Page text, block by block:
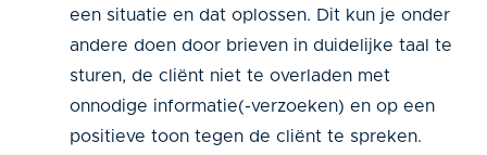
een situatie en dat oplossen. Dit kun je onder
andere doen door brieven in duidelijke taal te
sturen, de cliënt niet te overladen met
onnodige informatie(-verzoeken) en op een
positieve toon tegen de cliënt te spreken.